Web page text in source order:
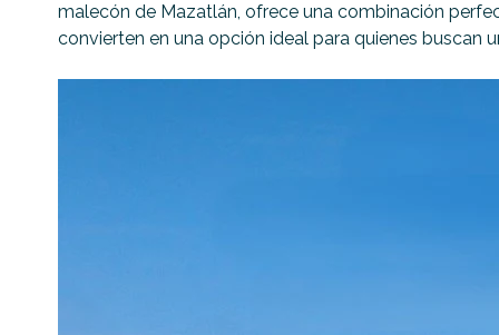
malecón de Mazatlán, ofrece una combinación
convierten en una opción ideal para quienes buscan